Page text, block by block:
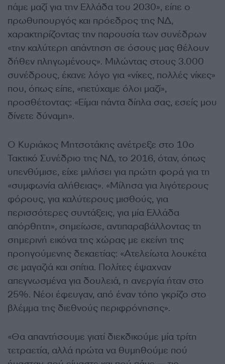
πάμε μαζί για την Ελλάδα του 2030», είπε ο
πρωθυπουργός και πρόεδρος της ΝΔ,
χαρακτηρίζοντας την παρουσία των συνέδρων
«την καλύτερη απάντηση σε όσους μας θέλουν
δήθεν πληγωμένους». Μιλώντας στους 3.000
συνέδρους, έκανε λόγο για «νίκες, πολλές νίκες»
που, όπως είπε, «πετύχαμε όλοι μαζί»,
προσθέτοντας: «Είμαι πάντα δίπλα σας, εσείς μου
δίνετε δύναμη».
Ο Κυριάκος Μητσοτάκης ανέτρεξε στο 10ο
Τακτικό Συνέδριο της ΝΔ, το 2016, όταν, όπως
υπενθύμισε, είχε μιλήσει για πρώτη φορά για τη
«συμφωνία αλήθειας». «Μίλησα για λιγότερους
φόρους, για καλύτερους μισθούς, για
περισσότερες συντάξεις, για μία Ελλάδα
απόρθητη», σημείωσε, αντιπαραβάλλοντας τη
σημερινή εικόνα της χώρας με εκείνη της
προηγούμενης δεκαετίας: «Ατελείωτα λουκέτα
σε μαγαζιά και σπίτια. Πολίτες έψαχναν
απεγνωσμένα για δουλειά, η ανεργία ήταν στο
25%. Νέοι έφευγαν, από έναν τόπο γκρίζο στο
βλέμμα της διεθνούς περιφρόνησης».
«Θα απαντήσουμε γιατί διεκδικούμε μία τρίτη
τετραετία, αλλά πρώτα να θυμηθούμε πού